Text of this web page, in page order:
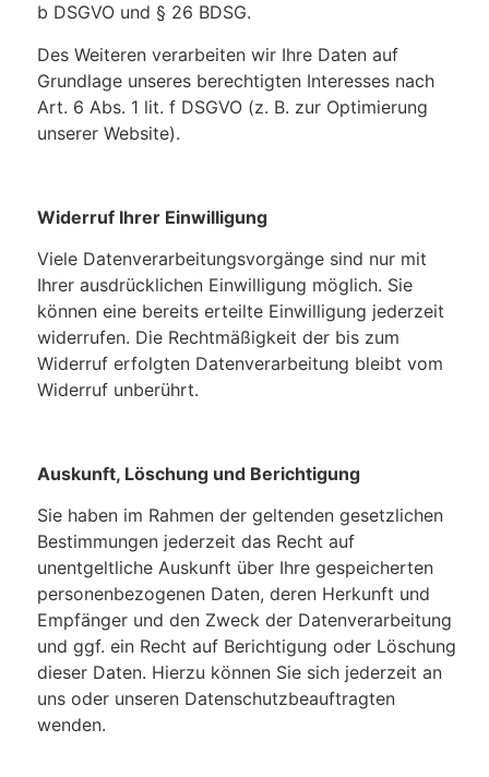
b DSGVO und § 26 BDSG.
Des Weiteren verarbeiten wir Ihre Daten auf
Grundlage unseres berechtigten Interesses nach
Art. 6 Abs. 1 lit. f DSGVO (z. B. zur Optimierung
unserer Website).
Widerruf Ihrer Einwilligung
Viele Datenverarbeitungsvorgänge sind nur mit
Ihrer ausdrücklichen Einwilligung möglich. Sie
können eine bereits erteilte Einwilligung jederzeit
widerrufen. Die Rechtmäßigkeit der bis zum
Widerruf erfolgten Datenverarbeitung bleibt vom
Widerruf unberührt.
Auskunft, Löschung und Berichtigung
Sie haben im Rahmen der geltenden gesetzlichen
Bestimmungen jederzeit das Recht auf
unentgeltliche Auskunft über Ihre gespeicherten
personenbezogenen Daten, deren Herkunft und
Empfänger und den Zweck der Datenverarbeitung
und ggf. ein Recht auf Berichtigung oder Löschung
dieser Daten. Hierzu können Sie sich jederzeit an
uns oder unseren Datenschutzbeauftragten
wenden.